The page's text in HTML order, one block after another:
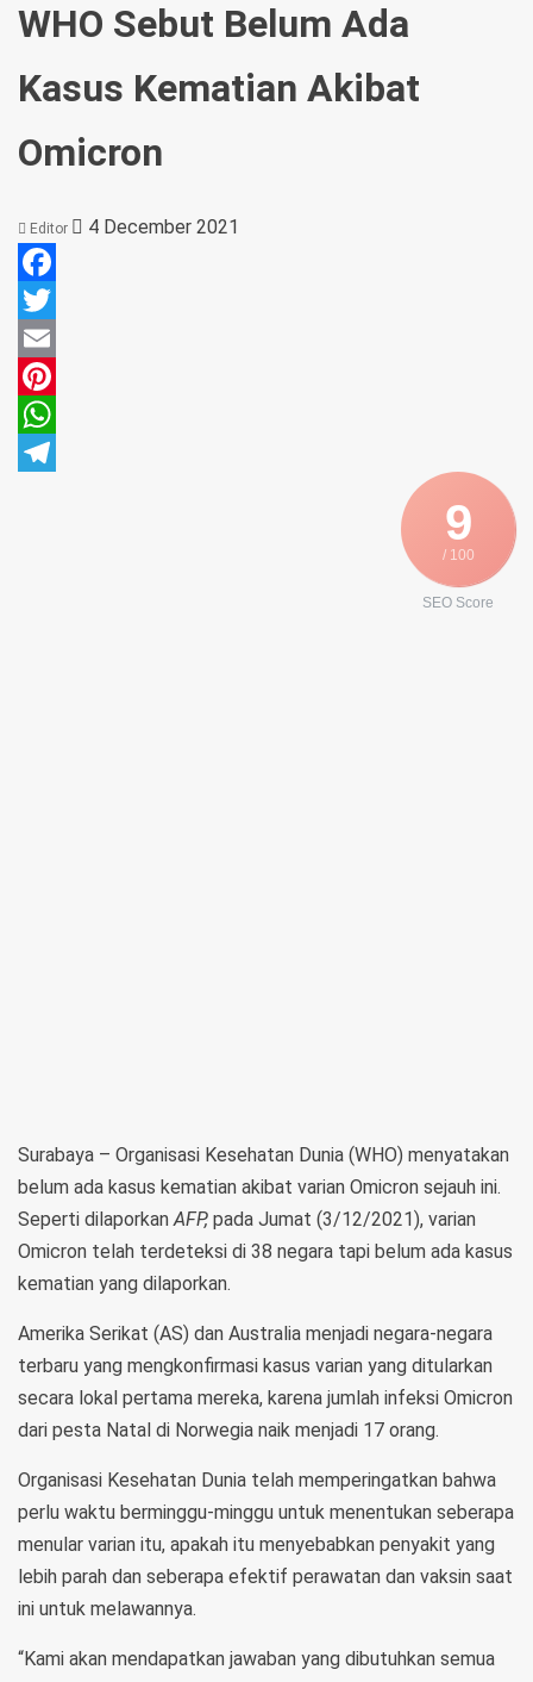
WHO Sebut Belum Ada
Kasus Kematian Akibat
Omicron
Editor 4 December 2021
Facebook
Twitter
Email
Pinterest
WhatsApp
9
/ 100
SEO Score
Surabaya – Organisasi Kesehatan Dunia (WHO) menyatakan
belum ada kasus kematian akibat varian Omicron sejauh ini.
Seperti dilaporkan AFP, pada Jumat (3/12/2021), varian
Omicron telah terdeteksi di 38 negara tapi belum ada kasus
kematian yang dilaporkan.
Amerika Serikat (AS) dan Australia menjadi negara-negara
terbaru yang mengkonfirmasi kasus varian yang ditularkan
secara lokal pertama mereka, karena jumlah infeksi Omicron
dari pesta Natal di Norwegia naik menjadi 17 orang.
Organisasi Kesehatan Dunia telah memperingatkan bahwa
perlu waktu berminggu-minggu untuk menentukan seberapa
menular varian itu, apakah itu menyebabkan penyakit yang
lebih parah dan seberapa efektif perawatan dan vaksin saat
ini untuk melawannya.
“Kami akan mendapatkan jawaban yang dibutuhkan semua